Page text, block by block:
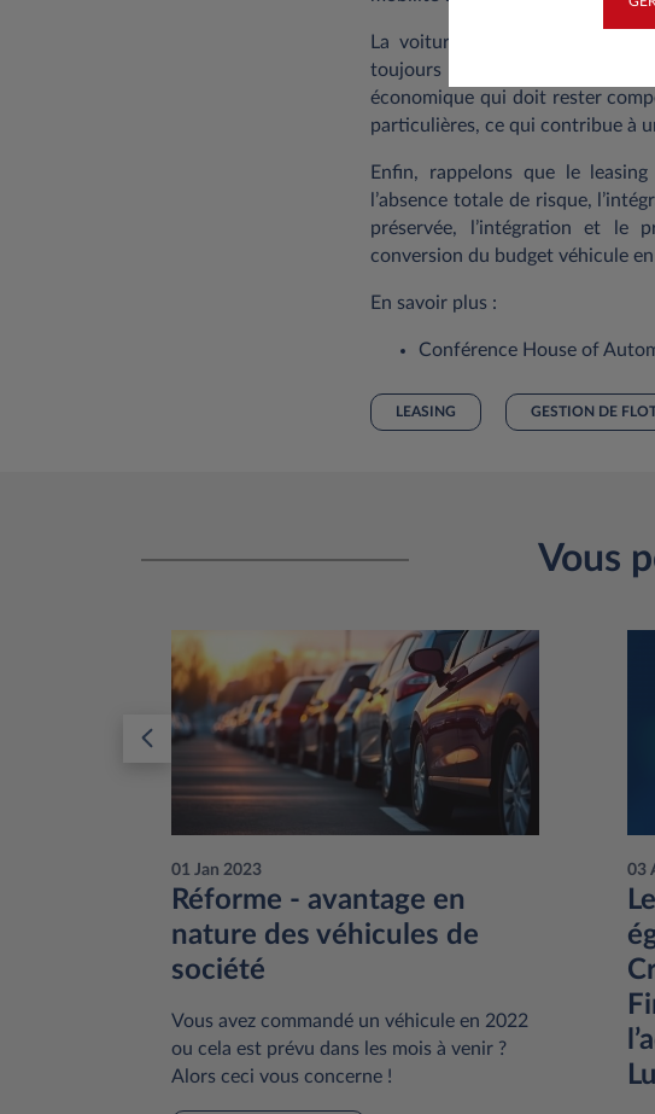
La voiture de société
toujours un atout majeur
économique qui doit rester
particulières, ce qui contribue à
Enfin, rappelons que le
l’absence totale de risque,
préservée, l’intégration et le
conversion du budget véhicule
En savoir plus :
Conférence House of
LEASING GESTION DE
Vous
01 Jan 2023
Réforme - avantage en
nature des véhicules de
société
Vous avez commandé un véhicule en 2022
ou cela est prévu dans les mois à venir ?
Alors ceci vous concerne !
03